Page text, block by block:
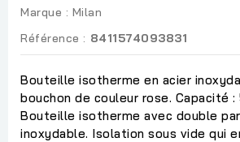
Marque : Milan
Référence : 8411574093831
Bouteille isotherme en acier
bouchon de couleur rose. Capacité :
Bouteille isotherme avec double
inoxydable. Isolation sous vide qui